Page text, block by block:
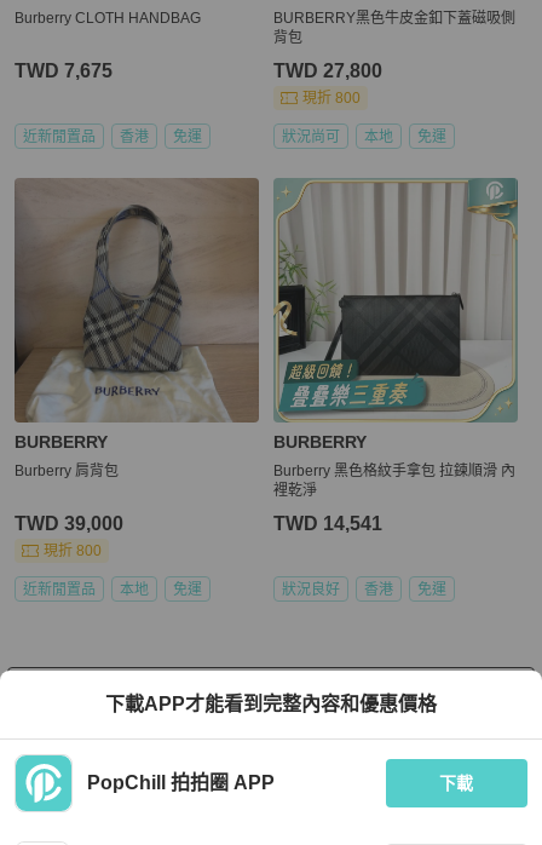
Burberry CLOTH HANDBAG
TWD 7,675
近新閒置品 香港 免運
BURBERRY黑色牛皮金釦下蓋磁吸側
背包
TWD 27,800
現折 800
狀況尚可 本地 免運
BURBERRY
Burberry 肩背包
TWD 39,000
現折 800
近新閒置品 本地 免運
BURBERRY
Burberry 黑色格紋手拿包 拉鍊順滑 內
裡乾淨
TWD 14,541
狀況良好 香港 免運
看更多
下載APP才能看到完整內容和優惠價格
PopChill 拍拍圈 APP 下載